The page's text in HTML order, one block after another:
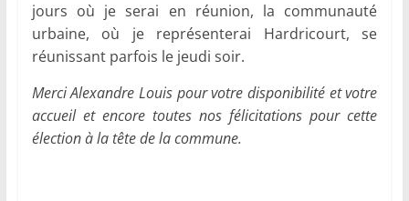
jours où je serai en réunion, la communauté
urbaine, où je représenterai Hardricourt, se
réunissant parfois le jeudi soir.
Merci Alexandre Louis pour votre disponibilité et votre
accueil et encore toutes nos félicitations pour cette
élection à la tête de la commune.